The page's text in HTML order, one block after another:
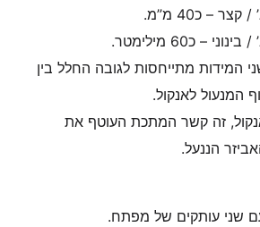
– כ40 מ”מ.
– כ60 מילימטר.
המידות מתייחסות לגובה החלל בין
המנעול לאנקול.
זה קשר המתכת העוטף את
הננעל.
שני עותקים של מפתח.